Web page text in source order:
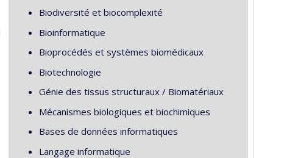
Biodiversité et biocomplexité
Bioinformatique
Bioprocédés et systèmes biomédicaux
Biotechnologie
Génie des tissus structuraux / Biomatériaux
Mécanismes biologiques et biochimiques
Bases de données informatiques
Langage informatique